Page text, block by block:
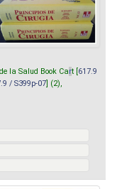
la Salud Book Cart [ 617.9
/ S399p-07 ] (2),